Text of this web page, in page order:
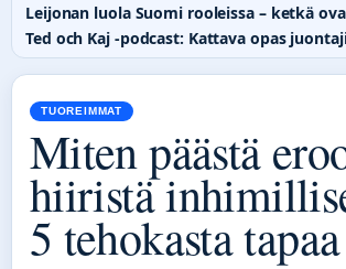
Leijonan luola Suomi rooleissa – ketkä
TUOREIMMAT
Miten päästä
hiiristä
5 tehokasta tapaa